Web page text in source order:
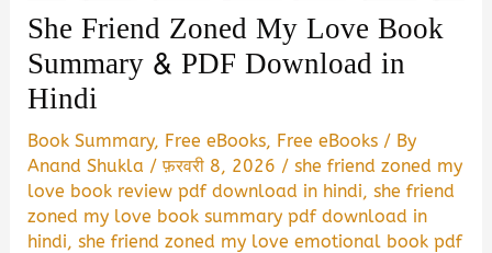
She Friend Zoned My Love Book
Summary & PDF Download in
Hindi
Book Summary, Free eBooks, Free eBooks / By
Anand Shukla /फ़रवरी 8, 2026 /she friend zoned my
love book review pdf download in hindi,she friend
zoned my love book summary pdf download in
hindi,she friend zoned my love emotional book pdf